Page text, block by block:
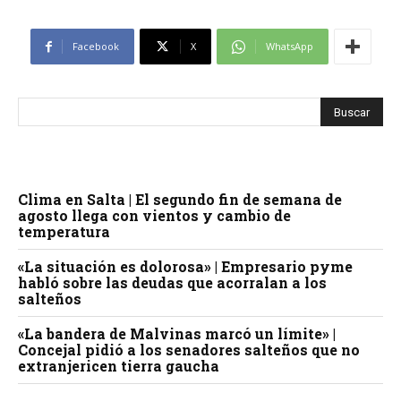
Facebook X WhatsApp
Clima en Salta | El segundo fin de semana de
agosto llega con vientos y cambio de
temperatura
«La situación es dolorosa» | Empresario pyme
habló sobre las deudas que acorralan a los
salteños
«La bandera de Malvinas marcó un límite» |
Concejal pidió a los senadores salteños que no
extranjericen tierra gaucha